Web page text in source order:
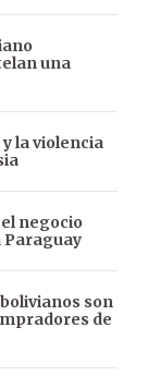
una
la violencia
negocio
Paraguay
son
de